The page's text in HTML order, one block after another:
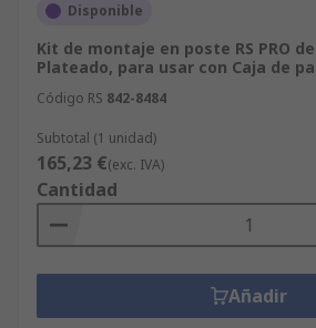
Disponible
Kit de montaje en poste RS PRO
Plateado, para usar con Caja de
Código RS 842-8484
Subtotal (1 unidad)
165,23 €(exc. IVA)
Cantidad
Añadir